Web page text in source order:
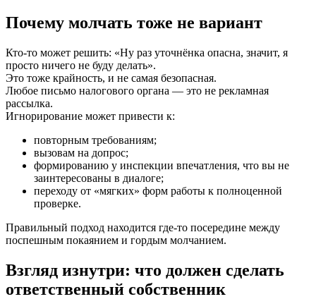
Почему молчать тоже не вариант
Кто‑то может решить: «Ну раз уточнёнка опасна, значит, я
просто ничего не буду делать».
Это тоже крайность, и не самая безопасная.
Любое письмо налогового органа — это не рекламная
рассылка.
Игнорирование может привести к:
повторным требованиям;
вызовам на допрос;
формированию у инспекции впечатления, что вы не
заинтересованы в диалоге;
переходу от «мягких» форм работы к полноценной
проверке.
Правильный подход находится где‑то посередине между
поспешным покаянием и гордым молчанием.
Взгляд изнутри: что должен сделать
ответственный собственник